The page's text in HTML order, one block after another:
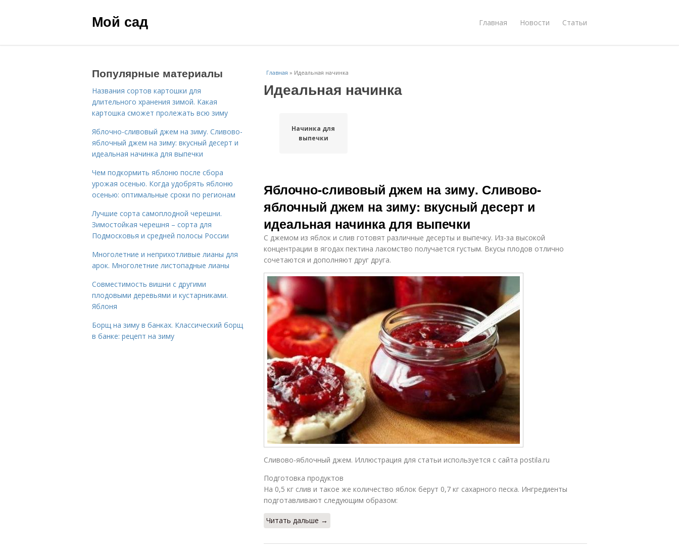
Мой сад Главная Новости Статьи
Главная » Идеальная начинка
Идеальная начинка
Начинка для
выпечки
Яблочно-сливовый джем на зиму. Сливово-
яблочный джем на зиму: вкусный десерт и
идеальная начинка для выпечки
С джемом из яблок и слив готовят различные десерты и выпечку. Из-за высокой
концентрации в ягодах пектина лакомство получается густым. Вкусы плодов отлично
сочетаются и дополняют друг друга.
Сливово-яблочный джем. Иллюстрация для статьи используется с сайта postila.ru
Подготовка продуктов
На 0,5 кг слив и такое же количество яблок берут 0,7 кг сахарного песка. Ингредиенты
подготавливают следующим образом:
Читать дальше →
Популярные материалы
Названия сортов картошки для
длительного хранения зимой. Какая
картошка сможет пролежать всю зиму
Яблочно-сливовый джем на зиму. Сливово-
яблочный джем на зиму: вкусный десерт и
идеальная начинка для выпечки
Чем подкормить яблоню после сбора
урожая осенью. Когда удобрять яблоню
осенью: оптимальные сроки по регионам
Лучшие сорта самоплодной черешни.
Зимостойкая черешня – сорта для
Подмосковья и средней полосы России
Многолетние и неприхотливые лианы для
арок. Многолетние листопадные лианы
Совместимость вишни с другими
плодовыми деревьями и кустарниками.
Яблоня
Борщ на зиму в банках. Классический борщ
в банке: рецепт на зиму